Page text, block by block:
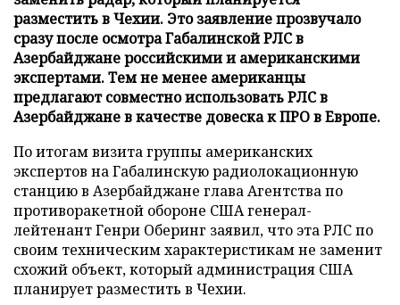
разместить в Чехии. Это заявление прозвучало
сразу после осмотра Габалинской РЛС в
Азербайджане российскими и американскими
экспертами. Тем не менее американцы
предлагают совместно использовать РЛС в
Азербайджане в качестве довеска к ПРО в Европе.
По итогам визита группы американских
экспертов на Габалинскую радиолокационную
станцию в Азербайджане глава Агентства по
противоракетной обороне США генерал-
лейтенант Генри Оберинг заявил, что эта РЛС по
своим техническим характеристикам не заменит
схожий объект, который администрация США
планирует разместить в Чехии.